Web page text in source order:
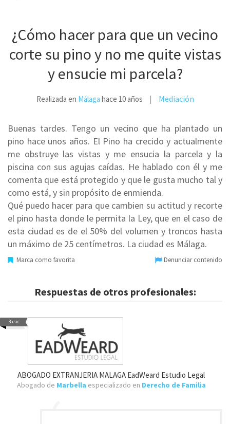
¿Cómo hacer para que un vecino
corte su pino y no me quite vistas
y ensucie mi parcela?
Realizada en Málaga hace 10 años Mediación
Buenas tardes. Tengo un vecino que ha plantado un
pino hace unos años. El Pino ha crecido y actualmente
me obstruye las vistas y me ensucia la parcela y la
piscina con sus agujas caídas. He hablado con él y me
comenta que está protegido y que le gusta mucho tal y
como está, y sin propósito de enmienda.
Qué puedo hacer para que cambien su actitud y recorte
el pino hasta donde le permita la Ley, que en el caso de
esta ciudad es de el 50% del volumen y troncos hasta
un máximo de 25 centímetros. La ciudad es Málaga.
Marca como favorita Denunciar contenido
Respuestas de otros profesionales:
Basic
ABOGADO EXTRANJERIA MALAGA EadWeard Estudio Legal
Abogado de Marbella especializado en Derecho de Familia